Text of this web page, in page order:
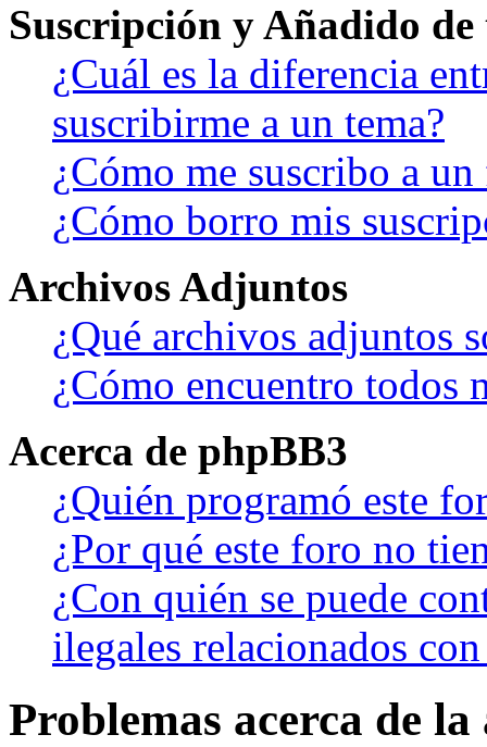
Suscripción y Añadido
¿Cuál es la diferencia
suscribirme a un tema?
¿Cómo me suscribo a
¿Cómo borro mis
Archivos Adjuntos
¿Qué archivos adjuntos
¿Cómo encuentro todos
Acerca de phpBB3
¿Quién programó este
¿Por qué este foro no
¿Con quién se puede
ilegales relacionados
Problemas acerca de